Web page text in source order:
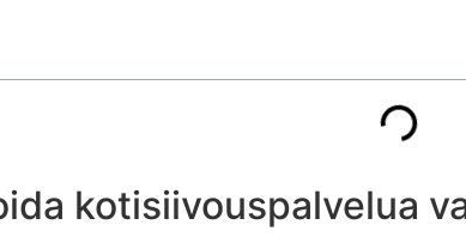
kotisiivouspalvelua